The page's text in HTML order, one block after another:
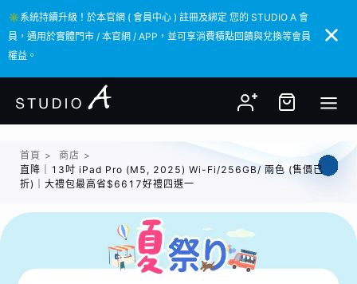
✳️系統持續升級！於本官網 ( 會員中心 ) 註冊及綁定 您的 STUDIO A 會
員，通用於實體門市 / 本官網 / APP，並可享消費積點回饋與兌換等會員
權益。
✳️系統持續升級！於本官網 ( 會員中心 ) 註冊及綁定 您的 STUDIO A 會
員，通用於實體門市 / 本官網 / APP，並可享消費積點回饋與兌換等會員
權益。
首頁 > 商店 >
直降｜13吋 iPad Pro (M5, 2025) Wi-Fi/256GB/ 兩色 (售價已
折)｜大禮包最高省$6617好禮四選一